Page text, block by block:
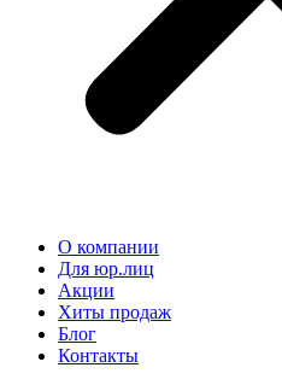
О компании
Для юр.лиц
Акции
Хиты продаж
Блог
Контакты